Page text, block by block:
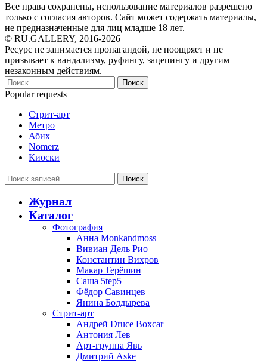
Все права сохранены, использование материалов разрешено
только с согласия авторов. Сайт может содержать материалы,
не предназначенные для лиц младше 18 лет.
© RU.GALLERY, 2016-2026
Ресурс не занимается пропагандой, не поощряет и не
призывает к вандализму, руфингу, зацепингу и другим
незаконным действиям.
Поиск
Popular requests
Стрит-арт
Метро
Абих
Nomerz
Киоски
Поиск
Журнал
Каталог
Фотография
Анна Monkandmoss
Вивиан Дель Рио
Константин Вихров
Макар Терёшин
Саша 5tep5
Фёдор Савинцев
Янина Болдырева
Стрит-арт
Андрей Druce Boxcar
Антония Лев
Арт-группа Явь
Дмитрий Aske